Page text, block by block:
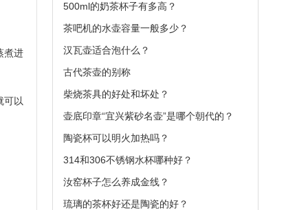
煮进
可以
500ml的奶茶杯子有多高？
茶吧机的水壶容量一般多少？
汉瓦壶适合泡什么？
古代茶壶的别称
柴烧茶具的好处和坏处？
壶底印章“宜兴紫砂名壶”是哪个朝代的？
陶瓷杯可以明火加热吗？
314和306不锈钢水杯哪种好？
汝窑杯子怎么养成金线？
琉璃的茶杯好还是陶瓷的好？